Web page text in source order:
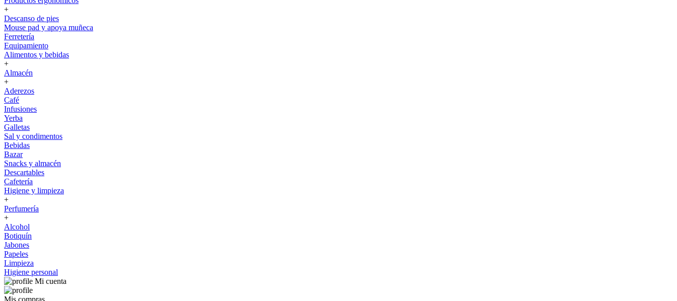
+
Descanso de pies
Mouse pad y apoya muñeca
Ferretería
Equipamiento
Alimentos y bebidas
+
Almacén
+
Aderezos
Café
Infusiones
Yerba
Galletas
Sal y condimentos
Bebidas
Bazar
Snacks y almacén
Descartables
Cafetería
Higiene y limpieza
+
Perfumería
+
Alcohol
Botiquín
Jabones
Papeles
Limpieza
Higiene personal
Mi cuenta
Mis compras